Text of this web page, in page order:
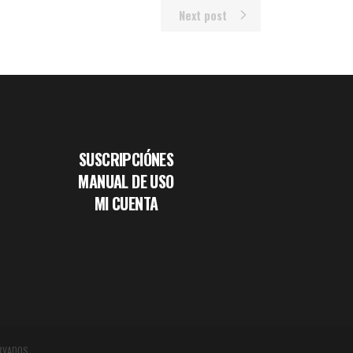
Next post
SUSCRIPCIÓNES
MANUAL DE USO
MI CUENTA